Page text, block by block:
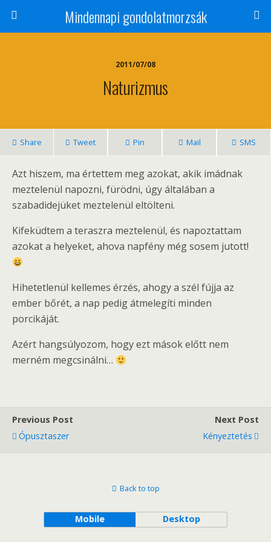
Mindennapi gondolatmorzsák
2011/07/08
Naturizmus
Share Tweet Pin Mail SMS
Azt hiszem, ma értettem meg azokat, akik imádnak
meztelenül napozni, fürödni, úgy általában a
szabadidejüket meztelenül eltölteni.
Kifeküdtem a teraszra meztelenül, és napoztattam
azokat a helyeket, ahova napfény még sosem jutott!
Hihetetlenül kellemes érzés, ahogy a szél fújja az
ember bőrét, a nap pedig átmelegíti minden
porcikáját.
Azért hangsúlyozom, hogy ezt mások előtt nem
merném megcsinálni…
Previous Post
Ópusztaszer
Next Post
Kényeztetés
Back to top
Mobile Desktop